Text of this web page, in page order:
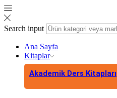
Search input
Ana Sayfa
Kitaplar
Akademik Ders Kitapları